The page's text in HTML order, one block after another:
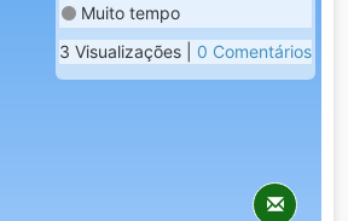
Muito tempo
3 Visualizações | 0 Comentários